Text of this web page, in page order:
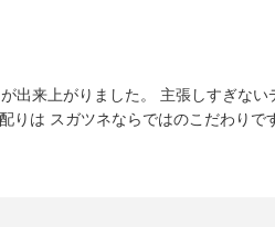
出来上がりました。 主張しすぎな
りは スガツネならではのこだわりで